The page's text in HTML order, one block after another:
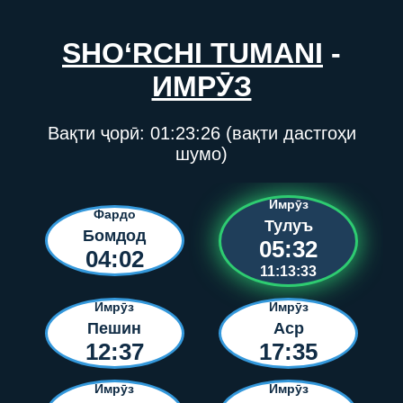
SHO‘RCHI TUMANI -
ИМРӮЗ
Вақти ҷорӣ: 01:23:26(вақти дастгоҳи
шумо)
Фардо
Бомдод
04:02
Имрӯз
Тулуъ
05:32
11:13:33
Имрӯз
Пешин
12:37
Имрӯз
Аср
17:35
Имрӯз Имрӯз